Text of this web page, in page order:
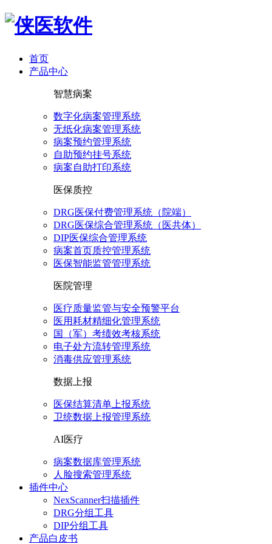
首页
产品中心
智慧病案
数字化病案管理系统
无纸化病案管理系统
病案预约管理系统
自助预约挂号系统
病案自助打印系统
医保质控
DRG医保付费管理系统（院端）
DRG医保综合管理系统（医共体）
DIP医保综合管理系统
病案首页质控管理系统
医保智能监管管理系统
医院管理
医疗质量监管与安全预警平台
医用耗材精细化管理系统
国（军）考绩效考核系统
电子处方流转管理系统
消毒供应管理系统
数据上报
医保结算清单上报系统
卫统数据上报管理系统
AI医疗
病案数据库管理系统
人脸搜索管理系统
插件中心
NexScanner扫描插件
DRG分组工具
DIP分组工具
产品白皮书